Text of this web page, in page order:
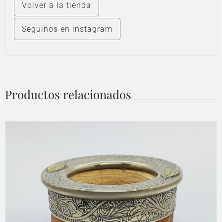
Volver a la tienda
Seguinos en instagram
Productos relacionados